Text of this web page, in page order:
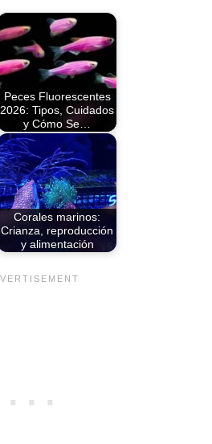
Peces Fluorescentes
2026: Tipos, Cuidados
y Cómo Se…
Corales marinos:
Crianza, reproducción
y alimentación